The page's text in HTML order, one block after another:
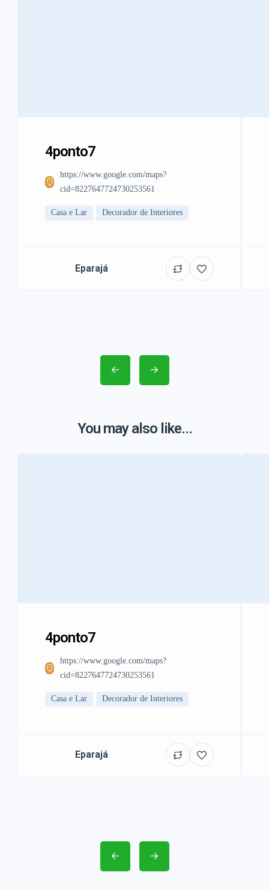
4ponto7
https://www.google.com/maps?
cid=8227647724730253561
Casa e Lar Decorador de Interiores
Eparajá
You may also like...
4ponto7
https://www.google.com/maps?
cid=8227647724730253561
Casa e Lar Decorador de Interiores
Eparajá